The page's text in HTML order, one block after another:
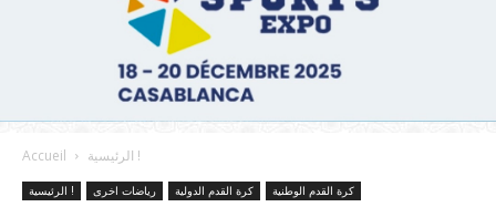
Accueil الرئيسية !
الرئيسية ! رياضات اخرى كرة القدم الدولية كرة القدم الوطنية